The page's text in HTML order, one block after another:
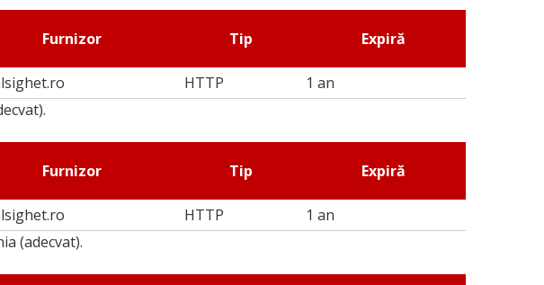
Furnizor Tip Expiră
HTTP
1 an
Furnizor Tip Expiră
HTTP
1 an
(adecvat).